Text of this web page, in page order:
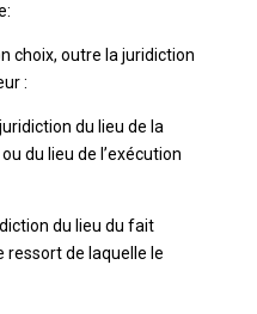
choix, outre la juridiction
:
du lieu de la
du lieu de l’exécution
du lieu du fait
ressort de laquelle le